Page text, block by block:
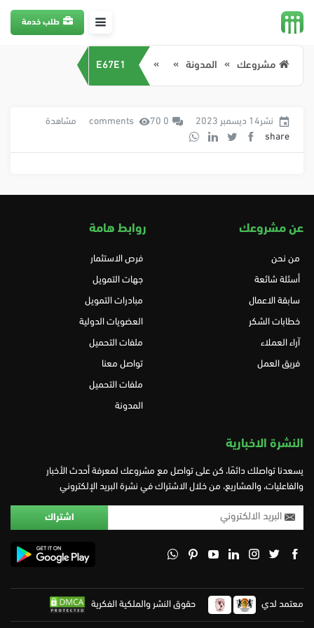
طلب خدمة
مشروعك المدونة E67E1
نشر14 ديسمبر 2023 0 comments 70 مشاهدة
share
عن مشروعك
من نحن
أسئلة شائعة
سابقة الاعمال
خطابات الشكر
آراء العملاء
فريق العمل
روابط هامة
فرص الاستثمار
جهات التمويل
مبادرات التمويل
العضويات الدولية
ملفات التحميل
تواصل معنا
ملفات التحميل
المدونة
النشرة الاخبارية
يسعدنا تواصلك دائمًا، كن على تواصل مع مشروعك لمعرفة أحدث الأخبار
والفاعليات، والمشاريع، من خلال الاشتراك في نشرة البريد الإلكتروني
معتمد لدي حقوق النشر والملكية الفكرية